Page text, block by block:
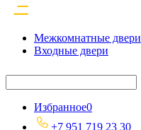
Межкомнатные двери
Входные двери
Избранное0
+7 951 719 23 30